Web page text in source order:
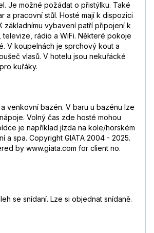
Je možné požádat o přistýlku. Také
a pracovní stůl. Hosté mají k dispozici
základnímu vybavení patří připojení k
televize, rádio a WiFi. Některé pokoje
V koupelnách je sprchový kout a
vlasů. V hotelu jsou nekuřácké
kuřáky.
venkovní bazén. V baru u bazénu lze
Volný čas zde hosté mohou
je například jízda na kole/horském
a spa. Copyright GIATA 2004 - 2025.
by www.giata.com for client no.
se snídaní. Lze si objednat snídaně.